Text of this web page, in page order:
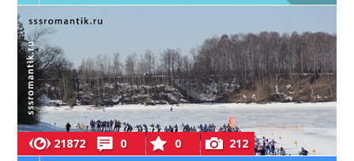
21872 0 0 212